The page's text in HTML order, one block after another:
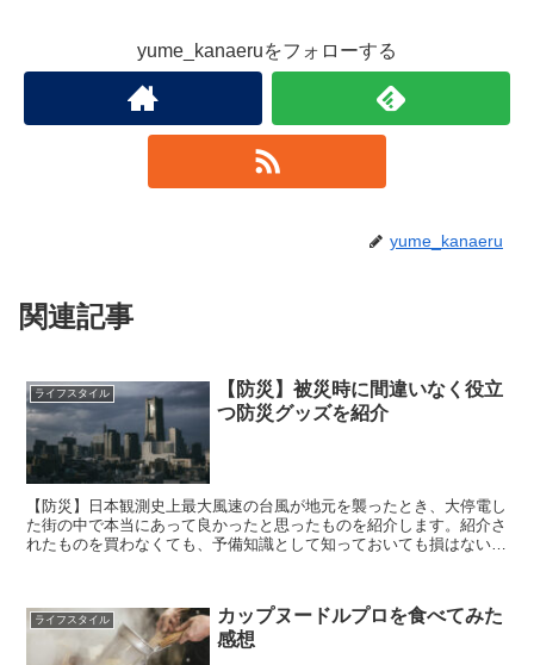
yume_kanaeruをフォローする
yume_kanaeru
関連記事
ライフスタイル
【防災】被災時に間違いなく役立
つ防災グッズを紹介
【防災】日本観測史上最大風速の台風が地元を襲ったとき、大停電し
た街の中で本当にあって良かったと思ったものを紹介します。紹介さ
れたものを買わなくても、予備知識として知っておいても損はないと
ライフスタイル
カップヌードルプロを食べてみた
感想